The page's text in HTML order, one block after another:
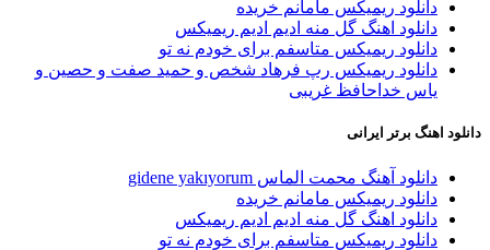
دانلود ریمیکس مامانم خریده
دانلود اهنگ گل منه ادیم ادیم ریمیکس
دانلود ریمیکس متاسفم برای خودم نه تو
دانلود ریمیکس رپ فرهاد شخص و حمید صفت و حصین و
یاس خداحافظ غریبی
دانلود اهنگ برتر ایرانی
دانلود آهنگ محمت الماس gidene yakıyorum
دانلود ریمیکس مامانم خریده
دانلود اهنگ گل منه ادیم ادیم ریمیکس
دانلود ریمیکس متاسفم برای خودم نه تو